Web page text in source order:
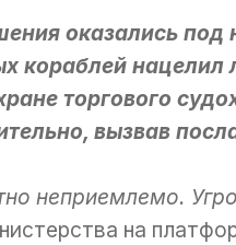
оказались
кораблей
торгового
вызвав
неприемлемо.
на